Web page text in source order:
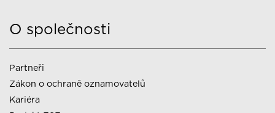
O společnosti
Partneři
Zákon o ochraně oznamovatelů
Kariéra